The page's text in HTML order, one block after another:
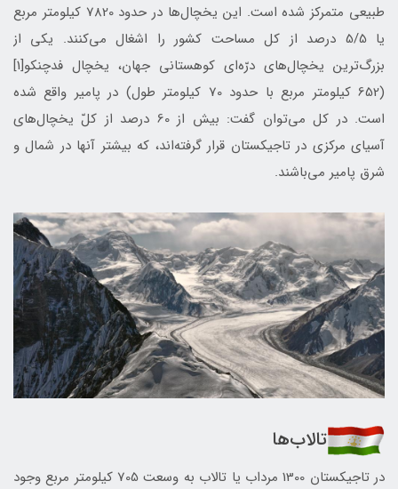
طبیعی متمرکز شده است. این یخچال‌ها در حدود 7820 کیلومتر مربع
یا 5/5 درصد از کل مساحت کشور را اشغال مي‌كنند. یکی از
بزرگ‌ترین یخچال‌های درّه‌ای کوهستانی جهان، یخچال فدچنکو[1]
(652 کیلومتر مربع با حدود 70 کیلومتر طول) در پامیر واقع شده
است. در کل می‌توان گفت: بیش از 60 درصد از کلّ یخچال‌های
آسیای مرکزی در تاجیکستان قرار گرفته‌اند، که بیشتر آنها در شمال و
شرق پامیر می‌باشند.
تالاب‌ها
در تاجيكستان 1300 مرداب يا تالاب به وسعت 705 كيلومتر مربع وجود